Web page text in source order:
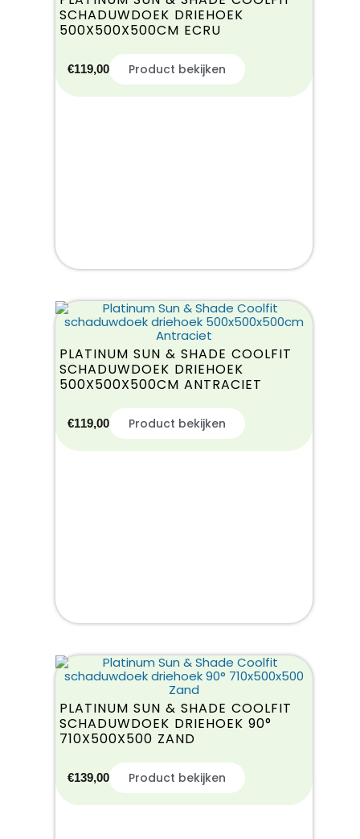
SCHADUWDOEK DRIEHOEK
500X500X500CM ECRU
€119,00 Product bekijken
PLATINUM SUN & SHADE COOLFIT
SCHADUWDOEK DRIEHOEK
500X500X500CM ANTRACIET
€119,00 Product bekijken
PLATINUM SUN & SHADE COOLFIT
SCHADUWDOEK DRIEHOEK 90°
710X500X500 ZAND
€139,00 Product bekijken